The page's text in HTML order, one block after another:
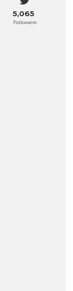
5,065
Followers